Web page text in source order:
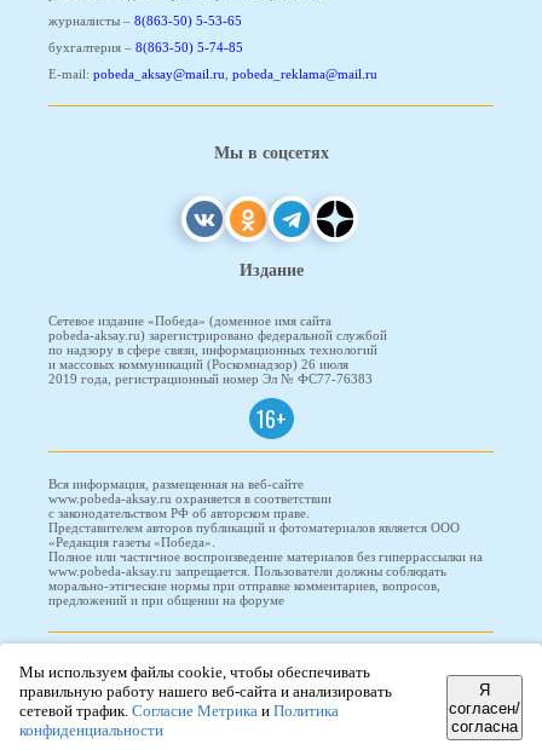
журналисты – 8(863-50) 5-53-65
бухгалтерия – 8(863-50) 5-74-85
E-mail: pobeda_aksay@mail.ru pobeda_reklama@mail.ru
Мы в соцсетях
Издание
Сетевое издание «Победа» (доменное имя сайта
pobeda-aksay.ru) зарегистрировано федеральной службой
по надзору в сфере связи, информационных технологий
и массовых коммуникаций (Роскомнадзор) 26 июля
2019 года, регистрационный номер Эл № ФС77-76383
16+
Вся информация, размещенная на веб-сайте
www.pobeda-aksay.ru охраняется в соответствии
с законодательством РФ об авторском праве.
Представителем авторов публикаций и фотоматериалов является ООО
«Редакция газеты «Победа».
Полное или частичное воспроизведение материалов без гиперрассылки на
www.pobeda-aksay.ru запрещается. Пользователи должны соблюдать
морально-этические нормы при отправке комментариев, вопросов,
предложений и при общении на форуме
ООО "Проводник"
Мы используем файлы cookie, чтобы обеспечивать
правильную работу нашего веб-сайта и анализировать
сетевой трафик. Согласие Метрика и Политика
конфиденциальности
Я
согласен/
согласна